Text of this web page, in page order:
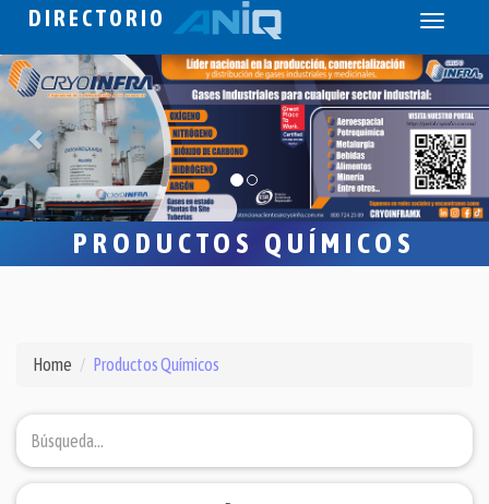
DIRECTORIO
Toggle
PRODUCTOS QUÍMICOS
Home Productos Químicos